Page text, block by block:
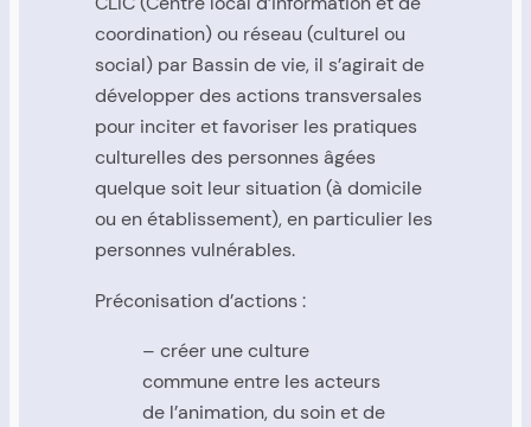
coordination) ou réseau (culturel ou
social) par Bassin de vie, il s’agirait de
développer des actions transversales
pour inciter et favoriser les pratiques
culturelles des personnes âgées
quelque soit leur situation (à domicile
ou en établissement), en particulier les
personnes vulnérables.
Préconisation d’actions :
– créer une culture
commune entre les acteurs
de l’animation, du soin et de